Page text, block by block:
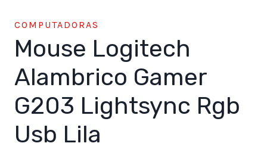
COMPUTADORAS
Mouse Logitech
Alambrico Gamer
G203 Lightsync Rgb
Usb Lila